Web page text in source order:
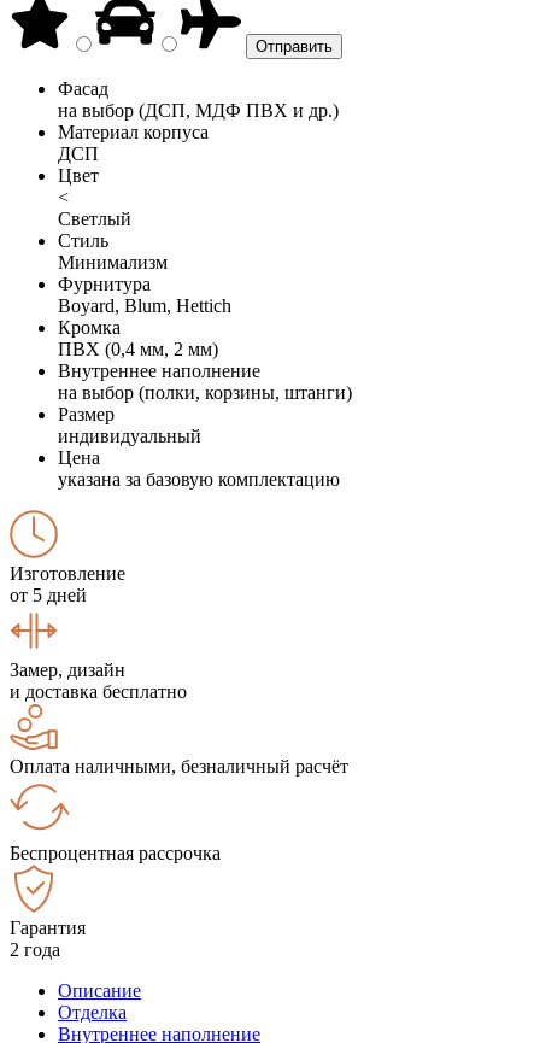
Фасад
на выбор (ДСП, МДФ ПВХ и др.)
Материал корпуса
ДСП
Цвет
<
Светлый
Стиль
Минимализм
Фурнитура
Boyard, Blum, Hettich
Кромка
ПВХ (0,4 мм, 2 мм)
Внутреннее наполнение
на выбор (полки, корзины, штанги)
Размер
индивидуальный
Цена
указана за базовую комплектацию
Изготовление
от 5 дней
Замер, дизайн
и доставка бесплатно
Оплата наличными, безналичный расчёт
Беспроцентная рассрочка
Гарантия
2 года
Описание
Отделка
Внутреннее наполнение